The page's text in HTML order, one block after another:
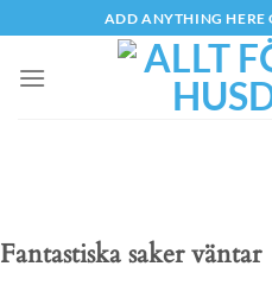
to
content
ADD ANYTHING HERE
Fantastiska saker väntar